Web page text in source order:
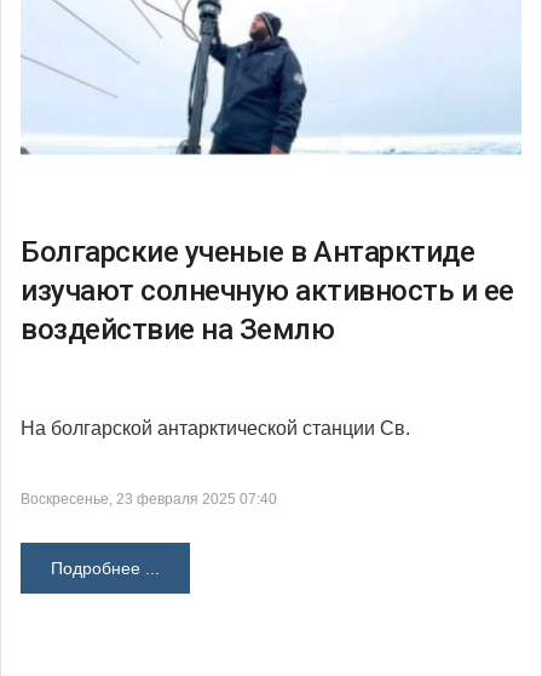
Болгарские ученые в Антарктиде
изучают солнечную активность и ее
воздействие на Землю
На болгарской антарктической станции Св.
Воскресенье, 23 февраля 2025 07:40
Подробнее ...